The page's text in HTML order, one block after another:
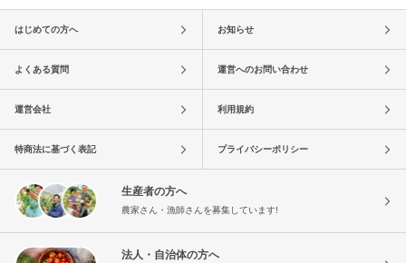
はじめての方へ お知らせ
よくある質問 運営へのお問い合わせ
運営会社 利用規約
特商法に基づく表記 プライバシーポリシー
生産者の方へ
農家さん・漁師さんを募集しています!
法人・自治体の方へ